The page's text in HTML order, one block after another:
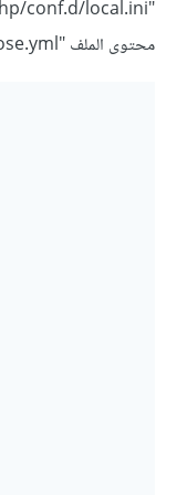
محتوى الملف "docker-compose.yml"على النحو التالي: